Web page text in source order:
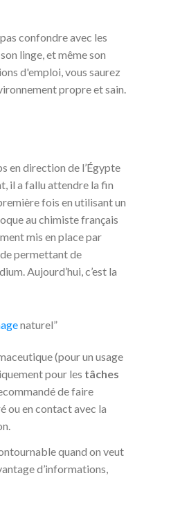
confondre avec les
linge, et même son
d'emploi, vous saurez
propre et sain.
en direction de l’Égypte
il a fallu attendre la fin
fois en utilisant un
au chimiste français
mis en place par
permettant de
Aujourd’hui, c’est la
naturel”
(pour un usage
pour les tâches
de faire
ou en contact avec la
quand on veut
d’informations,